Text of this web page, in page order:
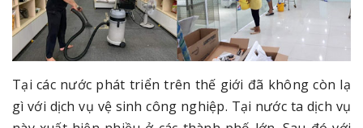
Tại các nước phát triển trên thế giới đã không còn lạ
gì với dịch vụ vệ sinh công nghiệp. Tại nước ta dịch vụ